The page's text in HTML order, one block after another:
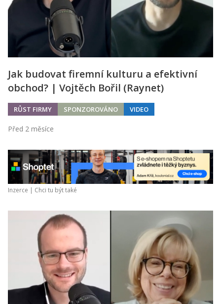
Jak budovat firemní kulturu a efektivní
obchod? | Vojtěch Bořil (Raynet)
RŮST FIRMY SPONZOROVÁNO VIDEO
Před 2 měsíce
Inzerce | Chci tu být také